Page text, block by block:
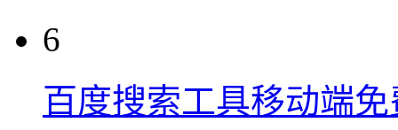
6
百度搜索工具移动端